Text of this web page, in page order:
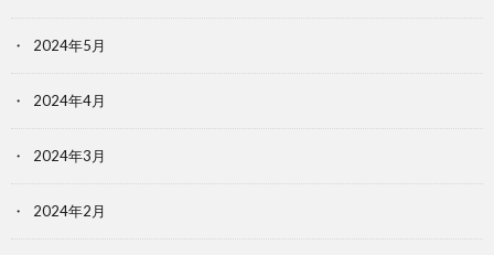
2024年5月
2024年4月
2024年3月
2024年2月